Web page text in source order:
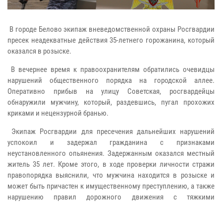
В городе Белово экипаж вневедомственной охраны Росгвардии
пресек неадекватные действия 35-летнего горожанина, который
оказался в розыске.
В вечернее время к правоохранителям обратились очевидцы
нарушений общественного порядка на городской аллее.
Оперативно прибыв на улицу Советская, росгвардейцы
обнаружили мужчину, который, раздевшись, пугал прохожих
криками и нецензурной бранью.
Экипаж Росгвардии для пресечения дальнейших нарушений
успокоил и задержал гражданина с признаками
неустановленного опьянения. Задержанным оказался местный
житель 35 лет. Кроме этого, в ходе проверки личности стражи
правопорядка выяснили, что мужчина находится в розыске и
может быть причастен к имущественному преступлению, а также
нарушению правил дорожного движения с тяжкими